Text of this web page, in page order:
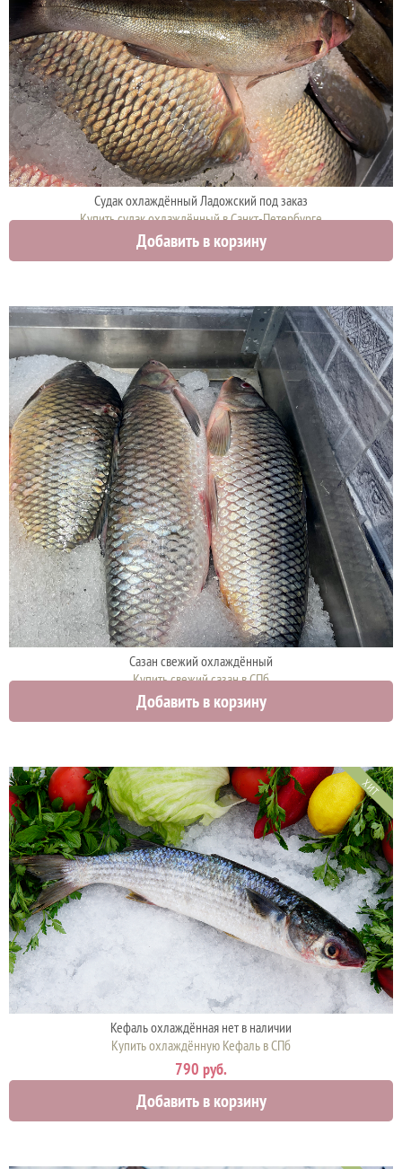
Судак охлаждённый Ладожский под заказ
Купить судак охлаждённый в Санкт-Петербурге
750 руб.
Добавить в корзину
Сазан свежий охлаждённый
Купить свежий сазан в СПб
560 руб.
Добавить в корзину
ХИТ
Кефаль охлаждённая нет в наличии
Купить охлаждённую Кефаль в СПб
790 руб.
Добавить в корзину